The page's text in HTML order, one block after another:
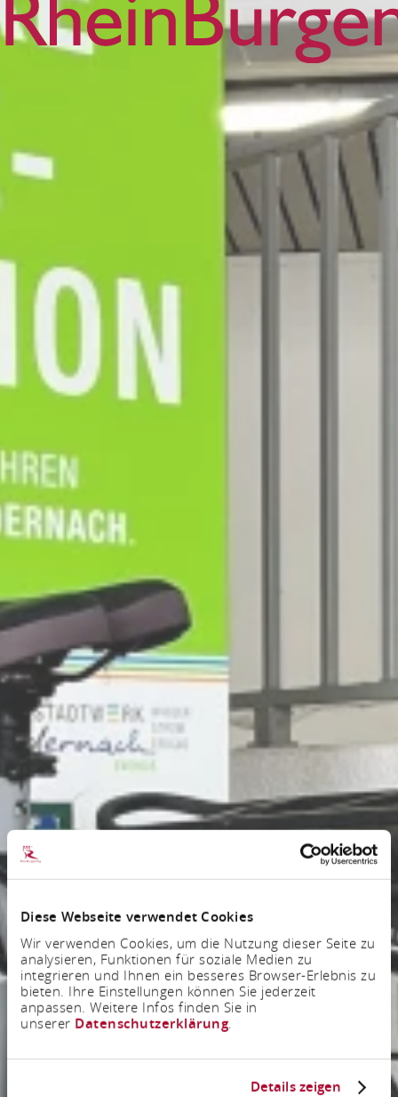
Diese Webseite verwendet Cookies
Wir verwenden Cookies, um die Nutzung dieser Seite zu
analysieren, Funktionen für soziale Medien zu
integrieren und Ihnen ein besseres Browser-Erlebnis zu
bieten. Ihre Einstellungen können Sie jederzeit
anpassen. Weitere Infos finden Sie in
unserer Datenschutzerklärung.
Details zeigen